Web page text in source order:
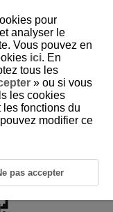
les accessoires
pour
analyser le
Vous pouvez en
ici. En
tous les
» ou si vous
les cookies
fonctions du
modifier ce
pas accepter